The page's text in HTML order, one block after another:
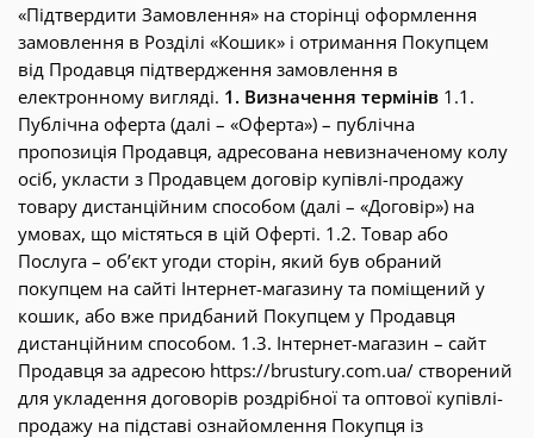
«Підтвердити Замовлення» на сторінці оформлення
замовлення в Розділі «Кошик» і отримання Покупцем
від Продавця підтвердження замовлення в
електронному вигляді. 1. Визначення термінів 1.1.
Публічна оферта (далі – «Оферта») – публічна
пропозиція Продавця, адресована невизначеному колу
осіб, укласти з Продавцем договір купівлі-продажу
товару дистанційним способом (далі – «Договір») на
умовах, що містяться в цій Оферті. 1.2. Товар або
Послуга – об’єкт угоди сторін, який був обраний
покупцем на сайті Інтернет-магазину та поміщений у
кошик, або вже придбаний Покупцем у Продавця
дистанційним способом. 1.3. Інтернет-магазин – сайт
Продавця за адресою https://brustury.com.ua/ створений
для укладення договорів роздрібної та оптової купівлі-
продажу на підставі ознайомлення Покупця із